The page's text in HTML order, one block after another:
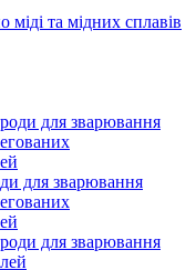
міді та мідних сплавів
для зварювання